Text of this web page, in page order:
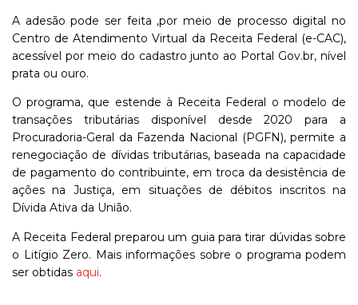
A adesão pode ser feita ,por meio de processo digital no
Centro de Atendimento Virtual da Receita Federal (e-CAC),
acessível por meio do cadastro junto ao Portal Gov.br, nível
prata ou ouro.
O programa, que estende à Receita Federal o modelo de
transações tributárias disponível desde 2020 para a
Procuradoria-Geral da Fazenda Nacional (PGFN), permite a
renegociação de dívidas tributárias, baseada na capacidade
de pagamento do contribuinte, em troca da desistência de
ações na Justiça, em situações de débitos inscritos na
Dívida Ativa da União.
A Receita Federal preparou um guia para tirar dúvidas sobre
o Litígio Zero. Mais informações sobre o programa podem
ser obtidas aqui.